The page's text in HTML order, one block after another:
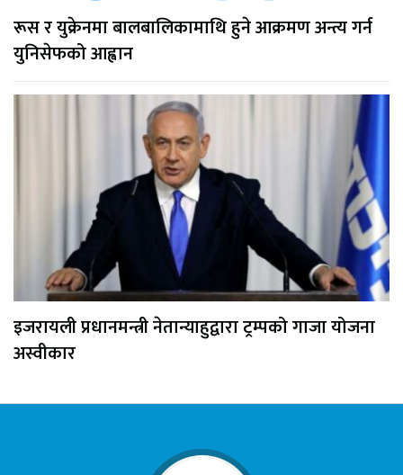
रूस र युक्रेनमा बालबालिकामाथि हुने आक्रमण अन्त्य गर्न
युनिसेफको आह्वान
इजरायली प्रधानमन्त्री नेतान्याहुद्वारा ट्रम्पको गाजा योजना
अस्वीकार